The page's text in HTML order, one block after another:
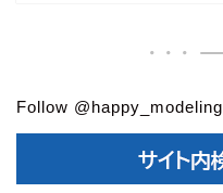
Follow @happy_modeling